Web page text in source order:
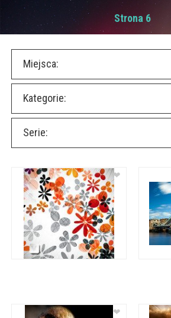
Strona 6
Miejsca:
Kategorie:
Serie:
❤
❤